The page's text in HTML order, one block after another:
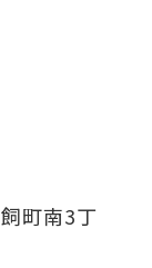
町南3丁